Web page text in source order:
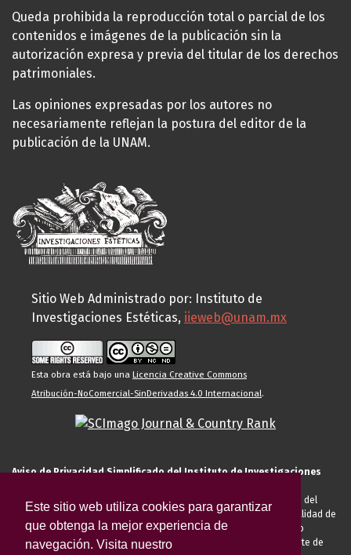
Este sitio web utiliza cookies para garantizar
que obtenga la mejor experiencia de
navegación. Visita nuestro
Queda prohibida la reproducción total o parcial de los
contenidos e imágenes de la publicación sin la
autorización expresa y previa del titular de los derechos
patrimoniales.
Las opiniones expresadas por los autores no
necesariamente reflejan la postura del editor de la
publicación de la UNAM.
Sitio Web Administrado por: Instituto de
Investigaciones Estéticas, iieweb@unam.mx
Esta obra está bajo una Licencia Creative Commons
Atribución-NoComercial-SinDerivadas 4.0 Internacional.
Aviso de Privacidad Simplificado del Instituto de Investigaciones
El Instituto de Investigaciones Estéticas de la UNAM, es responsable del
tratamiento de sus datos personales para el registro de usted en calidad de
alumno, docente, personal de la entidad académica, conferencista o
invitado externo (nacional o extranjero), visitante, proveedor o cliente de